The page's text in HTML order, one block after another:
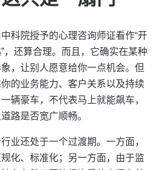
科院授予的心理咨询师证看作“开
，还算合理。而且，它确实在某种
，让别人愿意给你一点机会。但
的业务能力、客户关系以及持续
辆豪车，不代表马上就能飙车，
路是否宽广顺畅。
业还处于一个过渡期。一方面，
化、标准化；另一方面，由于监